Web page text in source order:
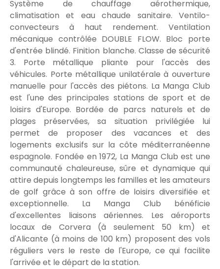
Système de chauffage aérothermique,
climatisation et eau chaude sanitaire. Ventilo-
convecteurs à haut rendement. Ventilation
mécanique contrôlée DOUBLE FLOW. Bloc porte
d'entrée blindé. Finition blanche. Classe de sécurité
3. Porte métallique pliante pour l'accès des
véhicules. Porte métallique unilatérale à ouverture
manuelle pour l'accès des piétons. La Manga Club
est l'une des principales stations de sport et de
loisirs d'Europe. Bordée de parcs naturels et de
plages préservées, sa situation privilégiée lui
permet de proposer des vacances et des
logements exclusifs sur la côte méditerranéenne
espagnole. Fondée en 1972, La Manga Club est une
communauté chaleureuse, sûre et dynamique qui
attire depuis longtemps les familles et les amateurs
de golf grâce à son offre de loisirs diversifiée et
exceptionnelle. La Manga Club bénéficie
d'excellentes liaisons aériennes. Les aéroports
locaux de Corvera (à seulement 50 km) et
d'Alicante (à moins de 100 km) proposent des vols
réguliers vers le reste de l'Europe, ce qui facilite
l'arrivée et le départ de la station.